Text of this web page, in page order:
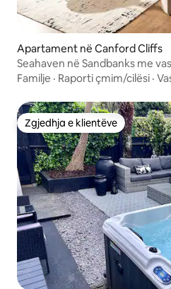
Apartament në Canford Cliffs
Seahaven në Sandbanks me
Familje · Raporti çmim/cilësi ·
Zgjedhja e klientëve
Zgjedhja e klientëve